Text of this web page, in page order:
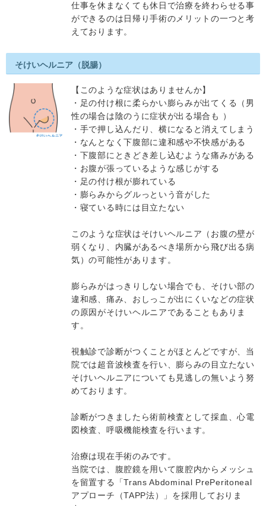
仕事を休まなくても休日で治療を終わらせる事
ができるのは日帰り手術のメリットの一つと考
えております。
そけいヘルニア（脱腸）
【このような症状はありませんか】
・足の付け根に柔らかい膨らみが出てくる（男
性の場合は陰のうに症状が出る場合も ）
・手で押し込んだり、横になると消えてしまう
・なんとなく下腹部に違和感や不快感がある
・下腹部にときどき差し込むような痛みがある
・お腹が張っているような感じがする
・足の付け根が膨れている
・膨らみからグルっという音がした
・寝ている時には目立たない
このような症状はそけいヘルニア（お腹の壁が
弱くなり、内臓があるべき場所から飛び出る病
気）の可能性があります。
膨らみがはっきりしない場合でも、そけい部の
違和感、痛み、おしっこが出にくいなどの症状
の原因がそけいヘルニアであることもありま
す。
視触診で診断がつくことがほとんどですが、当
院では超音波検査を行い、膨らみの目立たない
そけいヘルニアについても見逃しの無いよう努
めております。
診断がつきましたら術前検査として採血、心電
図検査、呼吸機能検査を行います。
治療は現在手術のみです。
当院では、腹腔鏡を用いて腹腔内からメッシュ
を留置する「Trans Abdominal PrePeritoneal
アプローチ（TAPP法）」を採用しておりま